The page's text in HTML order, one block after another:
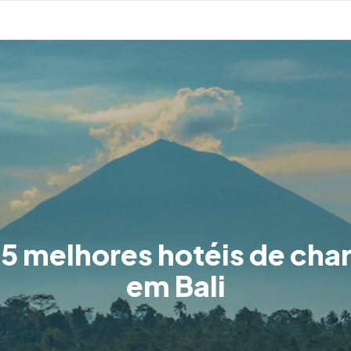
melhores hotéis de
em Bali